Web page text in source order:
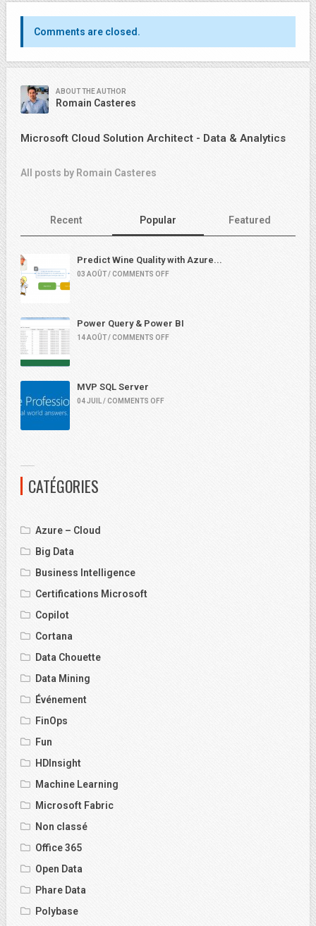
Comments are closed.
ABOUT THE AUTHOR
Romain Casteres
Microsoft Cloud Solution Architect - Data & Analytics
All posts by Romain Casteres
Recent Popular Featured
Predict Wine Quality with Azure...
03 AOÛT / COMMENTS OFF
Power Query & Power BI
14 AOÛT / COMMENTS OFF
MVP SQL Server
04 JUIL / COMMENTS OFF
CATÉGORIES
Azure – Cloud
Big Data
Business Intelligence
Certifications Microsoft
Copilot
Cortana
Data Chouette
Data Mining
Événement
FinOps
Fun
HDInsight
Machine Learning
Microsoft Fabric
Non classé
Office 365
Open Data
Phare Data
Polybase